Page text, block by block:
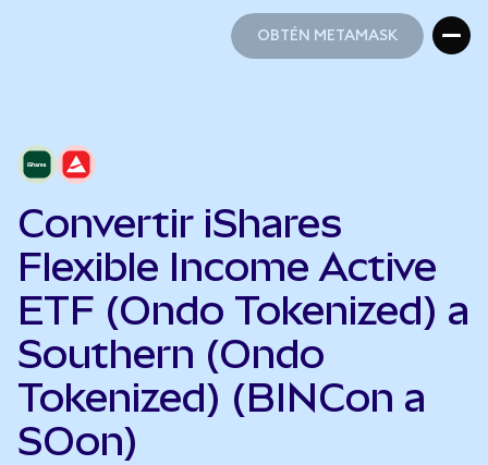
OBTÉN METAMASK
Convertir iShares
Flexible Income Active
ETF (Ondo Tokenized) a
Southern (Ondo
Tokenized) (BINCon a
SOon)